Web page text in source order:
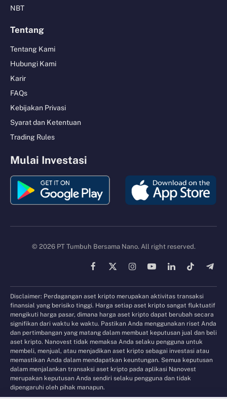
NBT
Tentang
Tentang Kami
Hubungi Kami
Karir
FAQs
Kebijakan Privasi
Syarat dan Ketentuan
Trading Rules
Mulai Investasi
© 2026 PT Tumbuh Bersama Nano. All right reserved.
Facebook
X
InstagramYouTubeLinkedInTikTok
Disclaimer: Perdagangan aset kripto merupakan aktivitas transaksi
finansial yang berisiko tinggi. Harga setiap aset kripto sangat fluktuatif
mengikuti harga pasar, dimana harga aset kripto dapat berubah secara
signifikan dari waktu ke waktu. Pastikan Anda menggunakan riset Anda
dan pertimbangan yang matang dalam membuat keputusan jual dan beli
aset kripto. Nanovest tidak memaksa Anda selaku pengguna untuk
membeli, menjual, atau menjadikan aset kripto sebagai investasi atau
memastikan Anda dalam mendapatkan keuntungan. Semua keputusan
dalam menjalankan transaksi aset kripto pada aplikasi Nanovest
merupakan keputusan Anda sendiri selaku pengguna dan tidak
dipengaruhi oleh pihak manapun.